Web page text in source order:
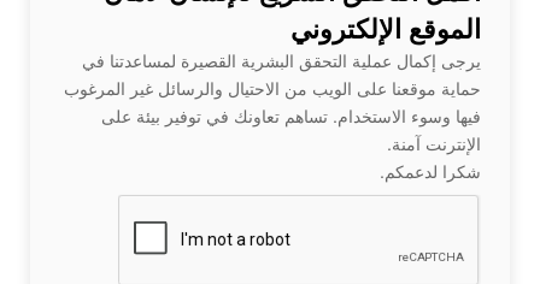
الموقع الإلكتروني
يرجى إكمال عملية التحقق البشرية القصيرة لمساعدتنا في
حماية موقعنا على الويب من الاحتيال والرسائل غير المرغوب
فيها وسوء الاستخدام. تساهم تعاونك في توفير بيئة على
الإنترنت آمنة.
شكرا لدعمكم.